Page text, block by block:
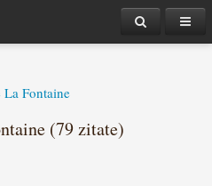
La Fontaine
(79 zitate)